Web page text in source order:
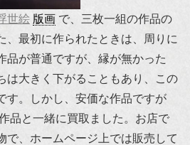
世絵 版画 で、三枚一組の作品の
、最初に作られたときは、周りに
品が普通ですが、縁が無かった
は大きく下がることもあり、この
す。しかし、安価な作品ですが
品と一緒に買取ました。お店で
で、ホームページ上では販売して